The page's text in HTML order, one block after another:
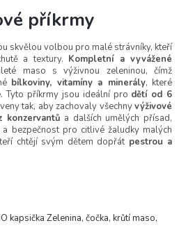
příkrmy
skvělou volbou pro malé strávníky, kteří
a textury. Kompletní a vyvážené
maso s výživnou zeleninou, čímž
bílkoviny, vitamíny a minerály, které
Tyto příkrmy jsou ideální pro dětí od 6
tak, aby zachovaly všechnyvýživové
konzervantů a dalších umělých přísad,
a bezpečnost pro citlivé žaludky malých
chtějí svým dětem dopřát pestrou a
kapsička Zelenina, čočka, krůtí maso,